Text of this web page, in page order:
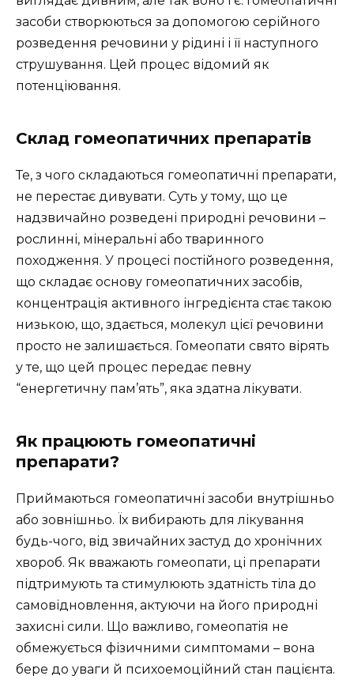
засоби створюються за допомогою серійного
розведення речовини у рідині і її наступного
струшування. Цей процес відомий як
потенціювання.
Склад гомеопатичних препаратів
Те, з чого складаються гомеопатичні препарати,
не перестає дивувати. Суть у тому, що це
надзвичайно розведені природні речовини –
рослинні, мінеральні або тваринного
походження. У процесі постійного розведення,
що складає основу гомеопатичних засобів,
концентрація активного інгредієнта стає такою
низькою, що, здається, молекул цієї речовини
просто не залишається. Гомеопати свято вірять
у те, що цей процес передає певну
“енергетичну пам’ять”, яка здатна лікувати.
Як працюють гомеопатичні
препарати?
Приймаються гомеопатичні засоби внутрішньо
або зовнішньо. Їх вибирають для лікування
будь-чого, від звичайних застуд до хронічних
хвороб. Як вважають гомеопати, ці препарати
підтримують та стимулюють здатність тіла до
самовідновлення, актуючи на його природні
захисні сили. Що важливо, гомеопатія не
обмежується фізичними симптомами – вона
бере до уваги й психоемоційний стан пацієнта.